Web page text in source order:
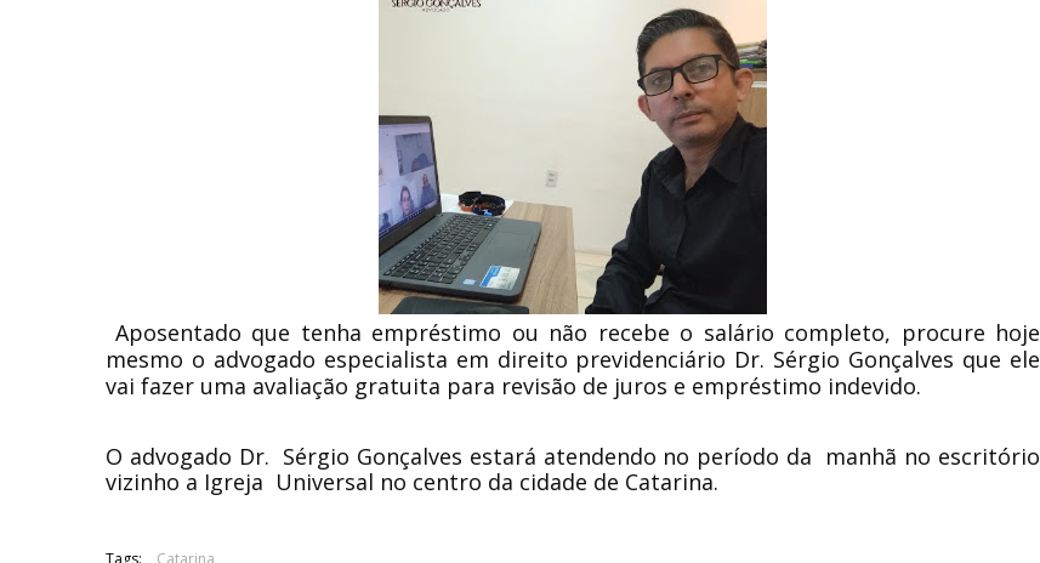
Aposentado que tenha empréstimo ou não recebe o salário completo, procure hoje
mesmo o advogado especialista em direito previdenciário Dr. Sérgio Gonçalves que ele
vai fazer uma avaliação gratuita para revisão de juros e empréstimo indevido.
O advogado Dr. Sérgio Gonçalves estará atendendo no período da manhã no escritório
vizinho a Igreja Universal no centro da cidade de Catarina.
Tags: Catarina